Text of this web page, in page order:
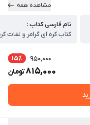
مشاهده همه
نام فارسی کتاب :
950,000 15٪
815,000تومان